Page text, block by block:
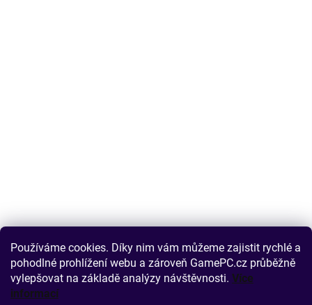
Používáme cookies. Díky nim vám můžeme zajistit rychlé a
pohodlné prohlížení webu a zároveň GamePC.cz průběžně
vylepšovat na základě analýzy návštěvnosti. Více
informací